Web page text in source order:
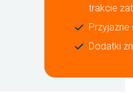
trakcie
Dodatki